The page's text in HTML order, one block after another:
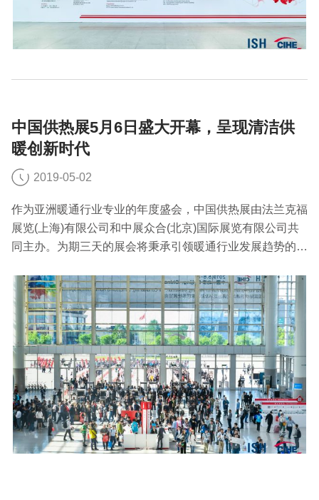
中国供热展5月6日盛大开幕，呈现清洁供
暖创新时代
2019-05-02
作为亚洲暖通行业专业的年度盛会，中国供热展由法兰克福
展览(上海)有限公司和中展众合(北京)国际展览有限公司共
同主办。为期三天的展会将秉承引领暖通行业发展趋势的使
家优质暖通企业，预计将吸引超过75,000名中外专业观众
赴现场参观。